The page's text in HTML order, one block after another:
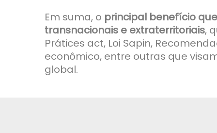
Em suma, o principal benefício que
transnacionais e extraterritoriais,
Prátices act, Loi Sapin,
econômico, entre outras que
global.